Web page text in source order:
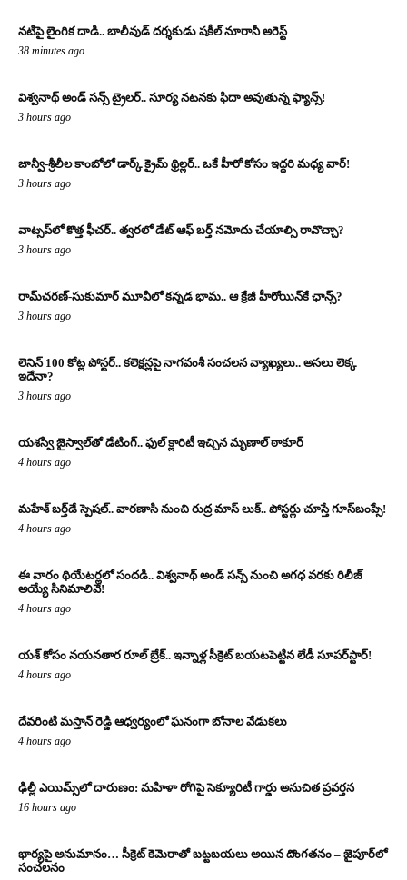
నటిపై లైంగిక దాడి.. బాలీవుడ్ దర్శకుడు షకీల్ నూరానీ అరెస్ట్
38 minutes ago
విశ్వనాథ్ అండ్ సన్స్ ట్రైలర్.. సూర్య నటనకు ఫిదా అవుతున్న ఫ్యాన్స్!
3 hours ago
జాన్వీ-శ్రీలీల కాంబోలో డార్క్ క్రైమ్ థ్రిల్లర్.. ఒకే హీరో కోసం ఇద్దరి మధ్య వార్!
3 hours ago
వాట్సప్‌లో కొత్త ఫీచర్.. త్వరలో డేట్ ఆఫ్ బర్త్ నమోదు చేయాల్సి రావొచ్చా?
3 hours ago
రామ్‌చరణ్‌-సుకుమార్‌ మూవీలో కన్నడ భామ.. ఆ క్రేజీ హీరోయిన్‌కే ఛాన్స్?
3 hours ago
లెనిన్ 100 కోట్ల పోస్టర్‌.. కలెక్షన్లపై నాగవంశీ సంచలన వ్యాఖ్యలు.. అసలు లెక్క
ఇదేనా?
3 hours ago
యశస్వి జైస్వాల్‌తో డేటింగ్.. ఫుల్ క్లారిటీ ఇచ్చిన మృణాల్ ఠాకూర్‌
4 hours ago
మహేశ్ బర్త్‌డే స్పెషల్.. వారణాసి నుంచి రుద్ర మాస్ లుక్.. పోస్టర్లు చూస్తే గూస్‌బంప్సే!
4 hours ago
ఈ వారం థియేటర్లలో సందడి.. విశ్వనాథ్ అండ్ సన్స్ నుంచి అగధ వరకు రిలీజ్
అయ్యే సినిమాలివే!
4 hours ago
యశ్ కోసం నయనతార రూల్ బ్రేక్.. ఇన్నాళ్ల సీక్రెట్ బయటపెట్టిన లేడీ సూపర్‌స్టార్!
4 hours ago
దేవరింటి మస్తాన్ రెడ్డి ఆధ్వర్యంలో ఘనంగా బోనాల వేడుకలు
4 hours ago
ఢిల్లీ ఎయిమ్స్‌లో దారుణం: మహిళా రోగిపై సెక్యూరిటీ గార్డు అనుచిత ప్రవర్తన
16 hours ago
భార్యపై అనుమానం… సీక్రెట్ కెమెరాతో బట్టబయలు అయిన దొంగతనం – జైపూర్‌లో
సంచలనం